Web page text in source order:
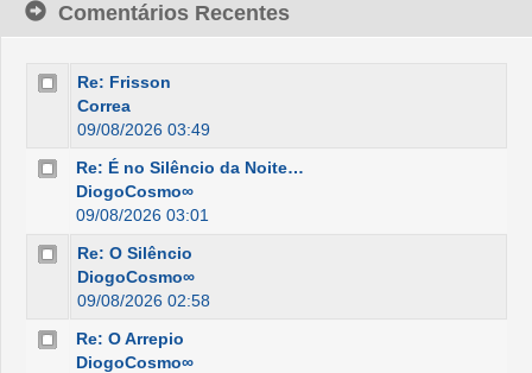
Comentários Recentes
Re: Frisson
Correa
09/08/2026 03:49
Re: É no Silêncio da Noite…
DiogoCosmo∞
09/08/2026 03:01
Re: O Silêncio
DiogoCosmo∞
09/08/2026 02:58
Re: O Arrepio
DiogoCosmo∞